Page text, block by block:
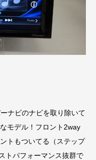
ナビのナビを取り除いて
モデル！フロント2way
トもついてる（ステップ
トパフォーマンス抜群で